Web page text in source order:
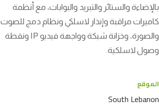
بالإضاءة والستائر والتبريد والبوابات، مع أنظمة
كاميرات مراقبة وإنذار لاسلكي ونظام دمج للصوت
والصورة، وخزانة شبكة وواجهة فيديو IP ونقطة
وصول لاسلكية.
الموقع
South Lebanon